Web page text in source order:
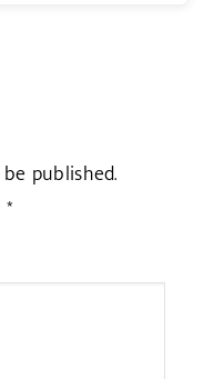
published.
*